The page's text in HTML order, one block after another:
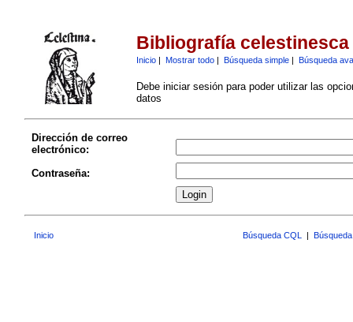
Bibliografía celestinesca
Inicio| Mostrar todo| Búsqueda simple| Búsqueda
Debe iniciar sesión para poder utilizar las
datos
Dirección de correo
electrónico:
Contraseña:
Inicio Búsqueda CQL |